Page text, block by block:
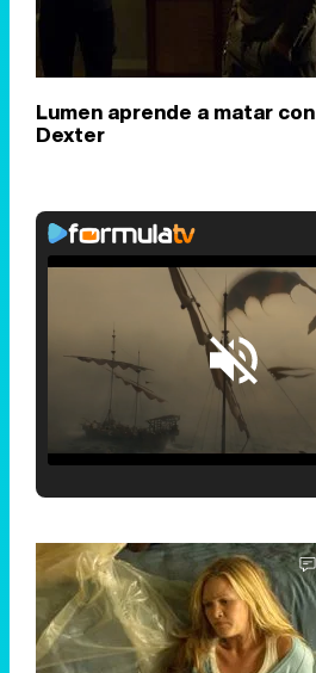
Lumen aprende a matar con
Dexter
17.30%